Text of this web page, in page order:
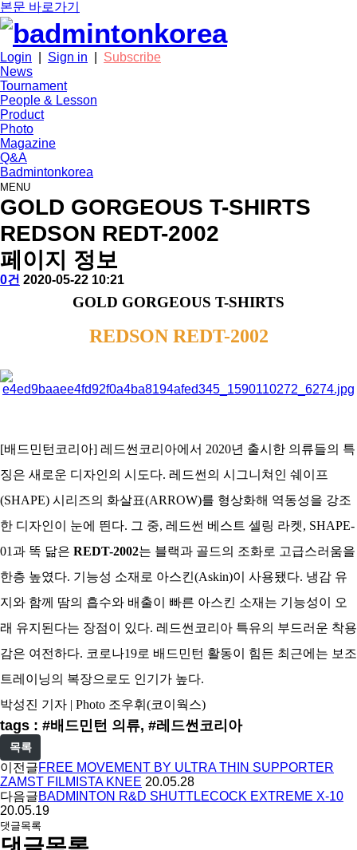
본문 바로가기
Login Sign in
Subscribe
News
Tournament
People & Lesson
Product
Photo
Magazine
Q&A
Badmintonkorea
MENU
product
GOLD GORGEOUS T-SHIRTS
REDSON REDT-2002
페이지 정보
작
배
댓
0건 작
2020-05-22 10:21
GOLD GORGEOUS T-SHIRTS
REDSON REDT-2002
[배드민턴코리아] 레드썬코리아에서 2020년 출시한 의류들의 특
징은 새로운 디자인의 시도다. 레드썬의 시그니쳐인 쉐이프
(SHAPE) 시리즈의 화살표(ARROW)를 형상화해 역동성을 강조
한 디자인이 눈에 띈다. 그 중, 레드썬 베스트 셀링 라켓, SHAPE-
01과 똑 닮은 REDT-2002는 블랙과 골드의 조화로 고급스러움을
한층 높였다. 기능성 소재로 아스킨(Askin)이 사용됐다. 냉감 유
지와 함께 땀의 흡수와 배출이 빠른 아스킨 소재는 기능성이 오
래 유지된다는 장점이 있다. 레드썬코리아 특유의 부드러운 착용
감은 여전하다. 코로나19로 배드민턴 활동이 힘든 최근에는 보조
트레이닝의 복장으로도 인기가 높다.
박성진 기자 | Photo 조우휘(코이웍스)
tags : #배드민턴 의류, #레드썬코리아
목록
이전글FREE MOVEMENT BY ULTRA THIN SUPPORTER
ZAMST FILMISTA KNEE 20.05.28
다음글BADMINTON R&D SHUTTLECOCK EXTREME X-10
20.05.19
댓글목록